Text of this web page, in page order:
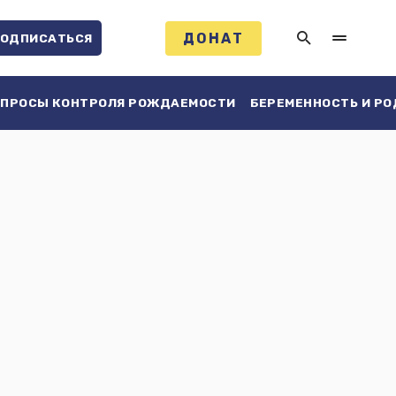
ДОНАТ
КОНТРОЛЯ РОЖДАЕМОСТИ БЕРЕМЕННОСТЬ И